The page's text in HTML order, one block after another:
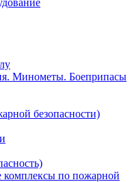
Минометы. Боеприпасы
безопасности)
комплексы по пожарной